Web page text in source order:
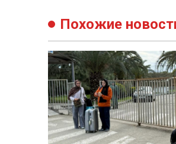
Похожие